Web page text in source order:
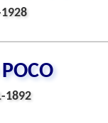
1892